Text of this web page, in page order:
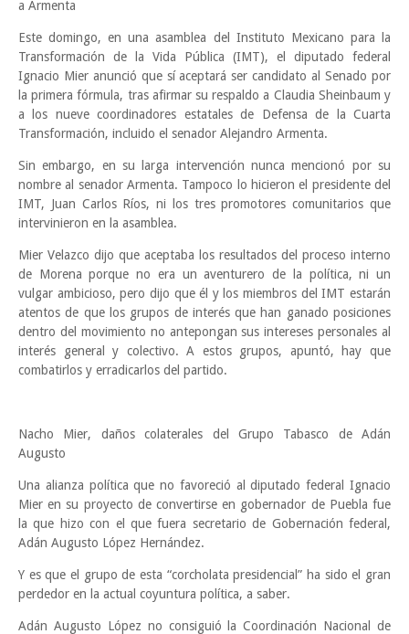
a Armenta
Este domingo, en una asamblea del Instituto Mexicano para la
Transformación de la Vida Pública (IMT), el diputado federal
Ignacio Mier anunció que sí aceptará ser candidato al Senado por
la primera fórmula, tras afirmar su respaldo a Claudia Sheinbaum y
a los nueve coordinadores estatales de Defensa de la Cuarta
Transformación, incluido el senador Alejandro Armenta.
Sin embargo, en su larga intervención nunca mencionó por su
nombre al senador Armenta. Tampoco lo hicieron el presidente del
IMT, Juan Carlos Ríos, ni los tres promotores comunitarios que
intervinieron en la asamblea.
Mier Velazco dijo que aceptaba los resultados del proceso interno
de Morena porque no era un aventurero de la política, ni un
vulgar ambicioso, pero dijo que él y los miembros del IMT estarán
atentos de que los grupos de interés que han ganado posiciones
dentro del movimiento no antepongan sus intereses personales al
interés general y colectivo. A estos grupos, apuntó, hay que
combatirlos y erradicarlos del partido.
Nacho Mier, daños colaterales del Grupo Tabasco de Adán
Augusto
Una alianza política que no favoreció al diputado federal Ignacio
Mier en su proyecto de convertirse en gobernador de Puebla fue
la que hizo con el que fuera secretario de Gobernación federal,
Adán Augusto López Hernández.
Y es que el grupo de esta “corcholata presidencial” ha sido el gran
perdedor en la actual coyuntura política, a saber.
Adán Augusto López no consiguió la Coordinación Nacional de